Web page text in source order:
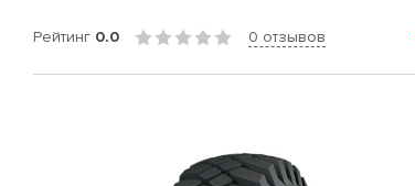
Рейтинг 0.0 0 отзывов